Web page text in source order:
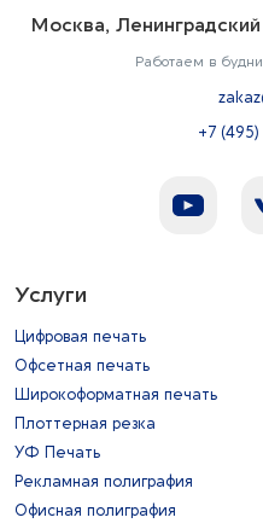
Москва,
Работаем в
+7
Услуги
Цифровая печать
Офсетная печать
Широкоформатная печать
Плоттерная резка
УФ Печать
Рекламная полиграфия
Офисная полиграфия